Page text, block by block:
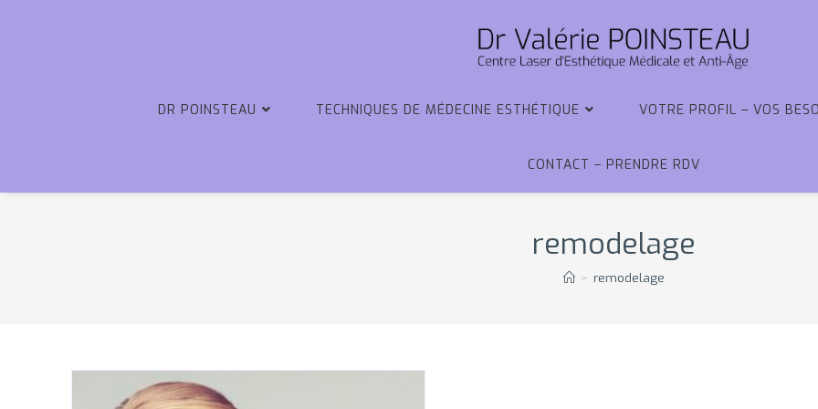
DR POINSTEAU TECHNIQUES DE MÉDECINE ESTHÉTIQUE VOTRE PROFIL – VOS
CONTACT – PRENDRE RDV
remodelage
> remodelage